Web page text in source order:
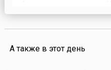
то, что в этот день из
А также в этот день